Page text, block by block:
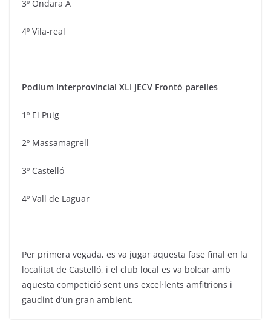
3º Ondara A
4º Vila-real
Podium Interprovincial XLI JECV Frontó parelles
1º El Puig
2º Massamagrell
3º Castelló
4º Vall de Laguar
Per primera vegada, es va jugar aquesta fase final en la
localitat de Castelló, i el club local es va bolcar amb
aquesta competició sent uns excel·lents amfitrions i
gaudint d’un gran ambient.